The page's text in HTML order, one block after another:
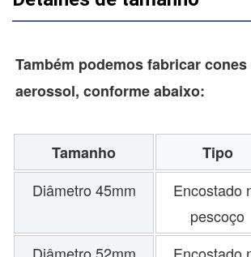
Também podemos fabricar
aerossol, conforme abaixo:
Tamanho Tipo
Diâmetro 45mm
Encostado
pescoço